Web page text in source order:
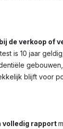
de verkoop of
is 10 jaar
blijft voor
volledig rapport